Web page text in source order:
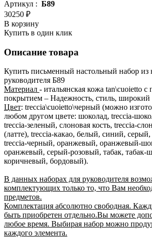
Артикул : Б89
30250 ₽
В корзину
Купить в один клик
Описание товара
Купить письменный настольный набор из
руководителя Б89
Материал - итальянская кожа tan\cuoietto
покрытием – Надежность, стиль, широкий
Цвет: treccia\cuoietto\черный (можно
любом другом цвете: шоколад, treccia-
treccia-зеленый, слоновая кость, treccia-
(латте), treccia-какао, белый, синий,
treccia-черный, оранжевый, оранжевый-
оранжевый, серый-розовый, табак, табак-
коричневый, бордовый).
В данных наборах для руководителя
комплектующих только то, что Вам
предметов.
Комплектация абсолютно свободная.
быть приобретен отдельно.Вы можете
любое время. Выбирая набор можно
каждого элемента.